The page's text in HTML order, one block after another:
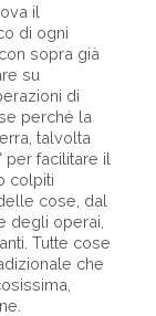
il
di ogni
sopra già
su
di
perché la
talvolta
per facilitare il
colpiti
cose, dal
degli operai,
Tutte cose
che